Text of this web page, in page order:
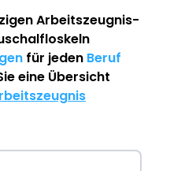
Arbeitszeugnis-
für jeden Beruf
eine Übersicht